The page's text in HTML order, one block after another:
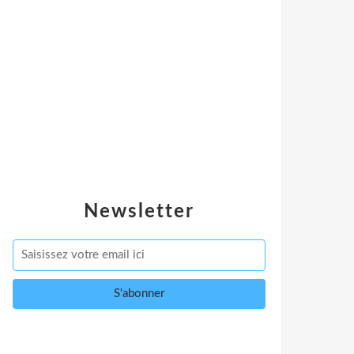
Newsletter